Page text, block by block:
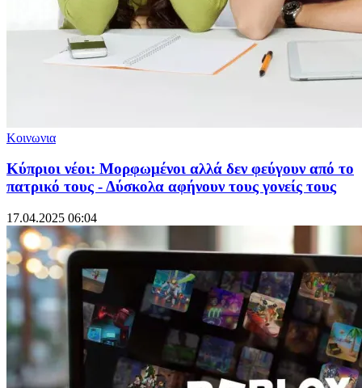
Κοινωνια
Κύπριοι νέοι: Μορφωμένοι αλλά δεν φεύγουν από το
πατρικό τους - Δύσκολα αφήνουν τους γονείς τους
17.04.2025 06:04